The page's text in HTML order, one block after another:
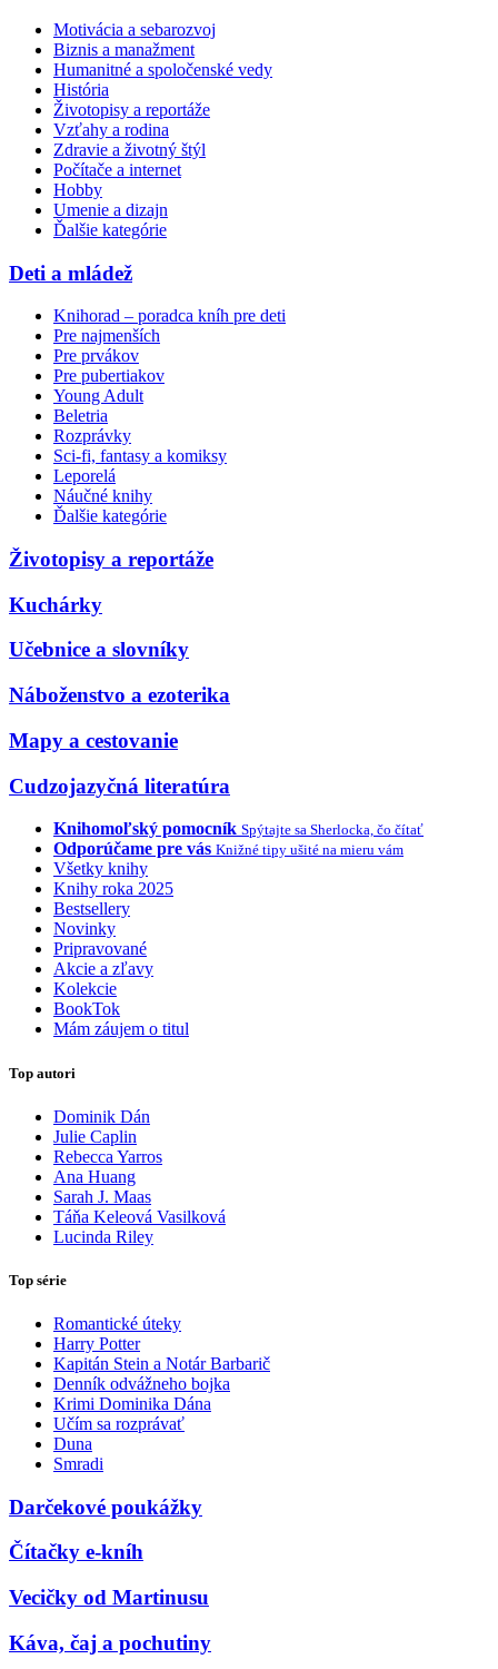
Motivácia a sebarozvoj
Biznis a manažment
Humanitné a spoločenské vedy
História
Životopisy a reportáže
Vzťahy a rodina
Zdravie a životný štýl
Počítače a internet
Hobby
Umenie a dizajn
Ďalšie kategórie
Deti a mládež
Knihorad – poradca kníh pre deti
Pre najmenších
Pre prvákov
Pre pubertiakov
Young Adult
Beletria
Rozprávky
Sci-fi, fantasy a komiksy
Leporelá
Náučné knihy
Ďalšie kategórie
Životopisy a reportáže
Kuchárky
Učebnice a slovníky
Náboženstvo a ezoterika
Mapy a cestovanie
Cudzojazyčná literatúra
Knihomoľský pomocník Spýtajte sa Sherlocka, čo čítať
Odporúčame pre vás Knižné tipy ušité na mieru vám
Všetky knihy
Knihy roka 2025
Bestsellery
Novinky
Pripravované
Akcie a zľavy
Kolekcie
BookTok
Mám záujem o titul
Top autori
Dominik Dán
Julie Caplin
Rebecca Yarros
Ana Huang
Sarah J. Maas
Táňa Keleová Vasilková
Lucinda Riley
Top série
Romantické úteky
Harry Potter
Kapitán Stein a Notár Barbarič
Denník odvážneho bojka
Krimi Dominika Dána
Učím sa rozprávať
Duna
Smradi
Darčekové poukážky
Čítačky e-kníh
Vecičky od Martinusu
Káva, čaj a pochutiny